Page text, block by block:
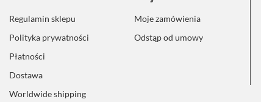
Regulamin sklepu
Polityka prywatności
Płatności
Dostawa
Worldwide shipping
Moje zamówienia
Odstąp od umowy